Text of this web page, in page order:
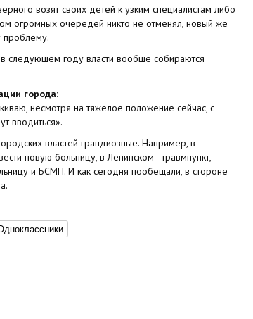
возят своих детей к узким специалистам либо
огромных очередей никто не отменял, новый же
проблему.
следующем году власти вообще собираются
города:
несмотря на тяжелое положение сейчас, с
вводиться».
властей грандиозные. Например, в
новую больницу, в Ленинском - травмпункт,
и БСМП. И как сегодня пообещали, в стороне